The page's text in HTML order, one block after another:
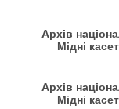
Архів
Мідні
Архів
Мідні